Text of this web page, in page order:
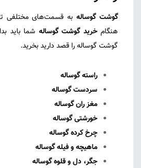
گوشت گوسالهبه قسمت‌های مختلفی
هنگامخرید گوشت گوساله شما باید
گوشت گوساله را قصد دارید بخرید.
راسته گوساله
سردست گوساله
مغز ران گوساله
خورشتی گوساله
چرخ کرده گوساله
ماهیچه و فیله گوساله
جگر، دل و قلوه گوساله